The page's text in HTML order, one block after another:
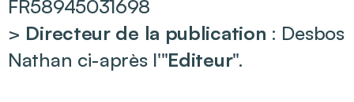
FR58945031698
> Directeur de la publication : Desbos
Nathan ci-après l'"Editeur".